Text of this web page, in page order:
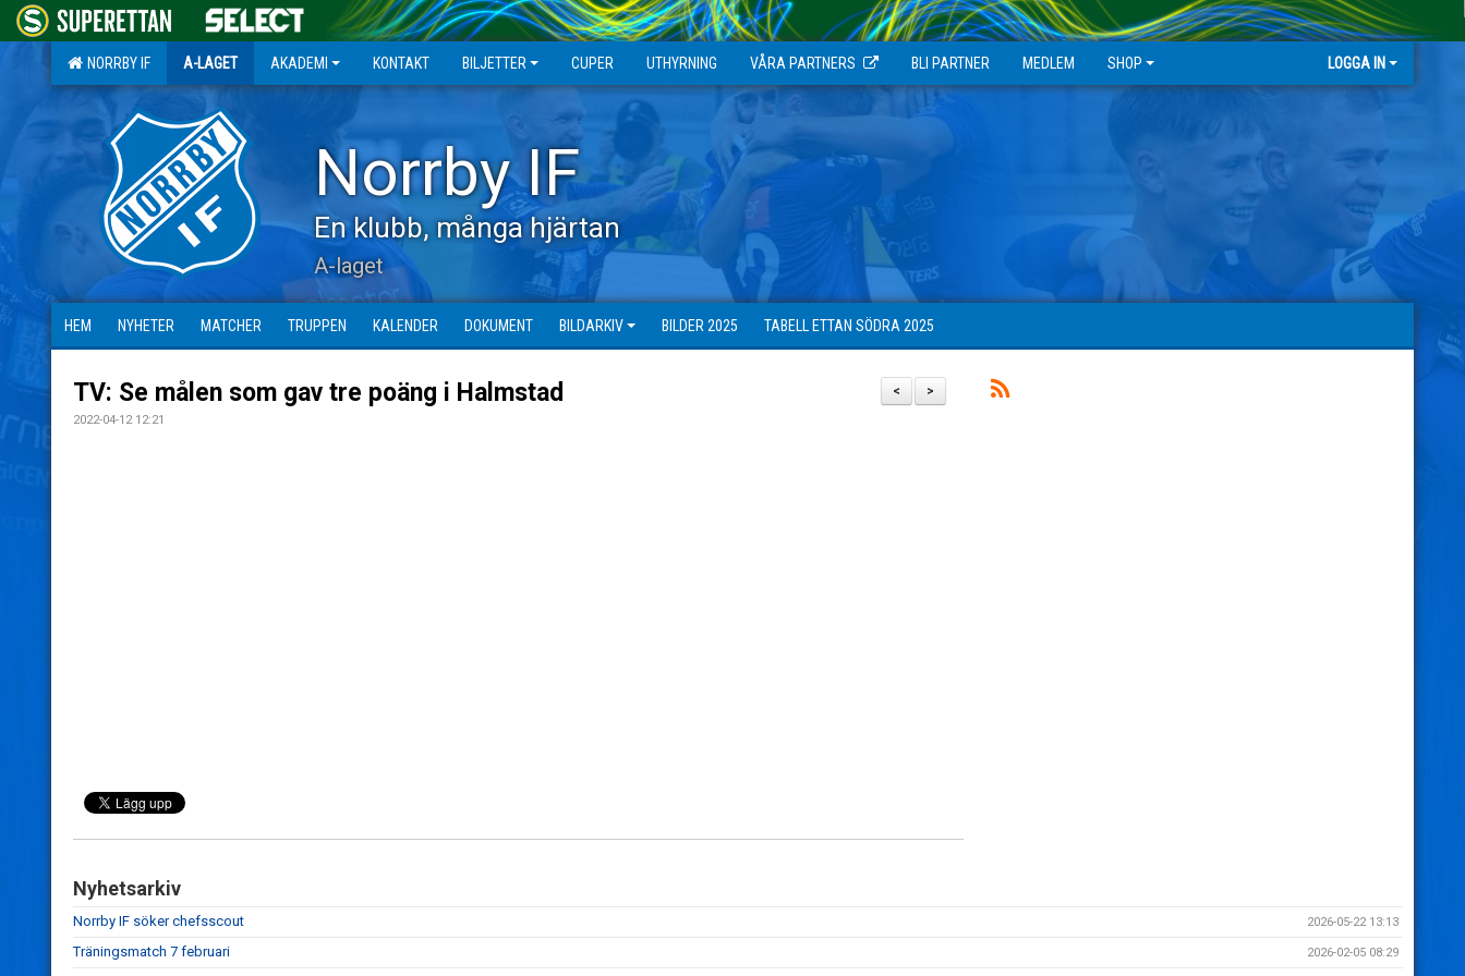
NORRBY IF A-LAGET AKADEMI KONTAKT BILJETTER CUPER UTHYRNING VÅRA PARTNERS BLI PARTNER MEDLEM SHOP LOGGA IN
Norrby IF
En klubb, många hjärtan
A-laget
HEM NYHETER MATCHER TRUPPEN KALENDER DOKUMENT BILDARKIV BILDER 2025 TABELL ETTAN SÖDRA 2025
>
<
TV: Se målen som gav tre poäng i Halmstad
2022-04-12 12:21
Nyhetsarkiv
Norrby IF söker chefsscout 2026-05-22 13:13
Träningsmatch 7 februari 2026-02-05 08:29